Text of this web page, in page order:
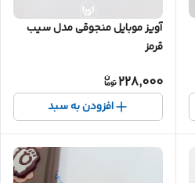
آویز موبایل منجوقی مدل سیب
قرمز
228,000
افزودن به سبد